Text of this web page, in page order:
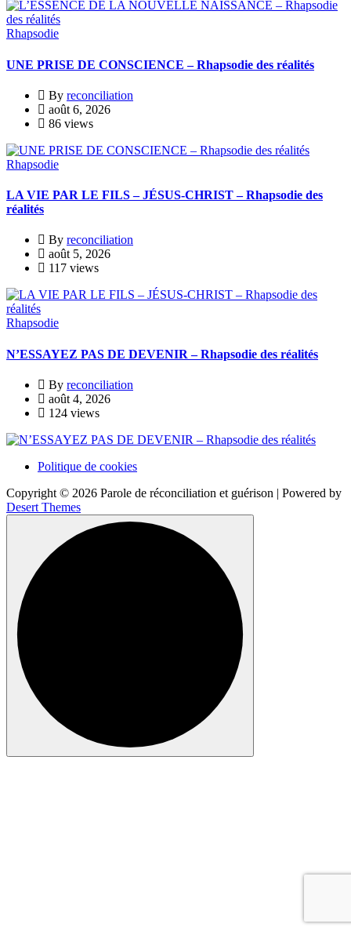
Rhapsodie
UNE PRISE DE CONSCIENCE – Rhapsodie des réalités
By reconciliation
août 6, 2026
86 views
Rhapsodie
LA VIE PAR LE FILS – JÉSUS-CHRIST – Rhapsodie des
réalités
By reconciliation
août 5, 2026
117 views
Rhapsodie
N’ESSAYEZ PAS DE DEVENIR – Rhapsodie des réalités
By reconciliation
août 4, 2026
124 views
Politique de cookies
Copyright © 2026 Parole de réconciliation et guérison | Powered by
Desert Themes